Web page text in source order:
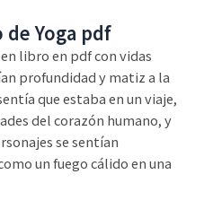
Yoga pdf
libro en pdf con vidas
profundidad y matiz a la
que estaba en un viaje,
del corazón humano, y
se sentían
un fuego cálido en una